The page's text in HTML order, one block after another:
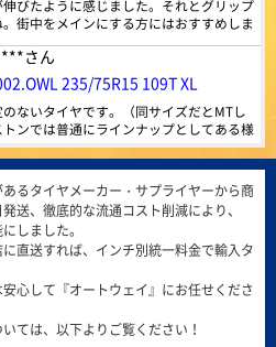
一で技術革新を続ける急成長ブランドMAX
ストレック）。 世界一流タイヤ工場と並
えており、中国、アメリカ、ヨーロッパな
得。 道路状況に考慮された、さまざまな特
イヤを設計しています。
4.39
愛されて100年。ベルギー発の歴史的グロ
ランドMINERVA。ヨーロッパをはじめア
50ヶ国以上で販売されています。
4.49
特設ページは
こちら!
トロング こちら!
びたように感じました。それとグリップ
街中をメインにする方にはおすすめしま
ほうが良さそうに思えました。
さん
235/75R15 109T XL
ないタイヤです。（同サイズだとMTし
ンでは普通にラインナップとしてある様
メーカーと比べて耐摩耗性が低いでし
味で期待しています。
さん
99W XL
リピートしたいです。
55R16 94W XL
るタイヤメーカー・サプライヤーから商
送、徹底的な流通コスト削減により、
しました。
直送すれば、インチ別統一料金で輸入タ
心して『オートウェイ』にお任せくださ
ては、以下よりご覧ください！